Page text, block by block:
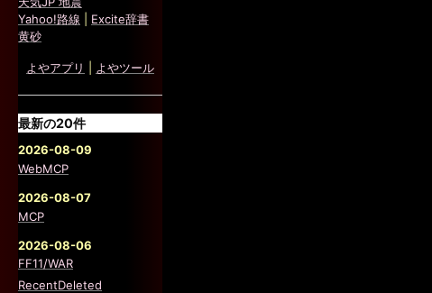
Yahoo!路線
Excite辞書
黄砂
よやアプリ よやツール
最新の20件
2026-08-09
WebMCP
2026-08-07
MCP
2026-08-06
FF11/WAR
RecentDeleted